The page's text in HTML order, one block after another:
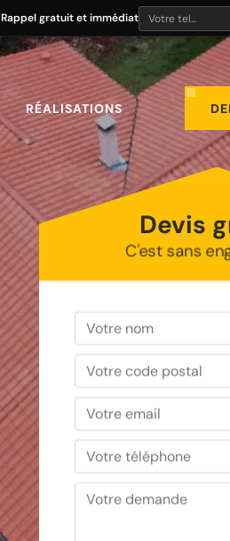
Rappel gratuit et immédiat
RÉALISATIONS
Devis
C'est sans